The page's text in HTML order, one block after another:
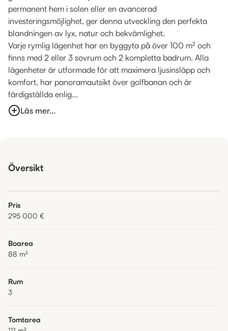
permanent hem i solen eller en avancerad
investeringsmöjlighet, ger denna utveckling den perfekta
blandningen av lyx, natur och bekvämlighet.
Varje rymlig lägenhet har en byggyta på över 100 m² och
finns med 2 eller 3 sovrum och 2 kompletta badrum. Alla
lägenheter är utformade för att maximera ljusinsläpp och
komfort, har panoramautsikt över golfbanan och är
färdigställda enlig...
Läs mer...
Översikt
Pris
295 000 €
Boarea
88 m²
Rum
3
Tomtarea